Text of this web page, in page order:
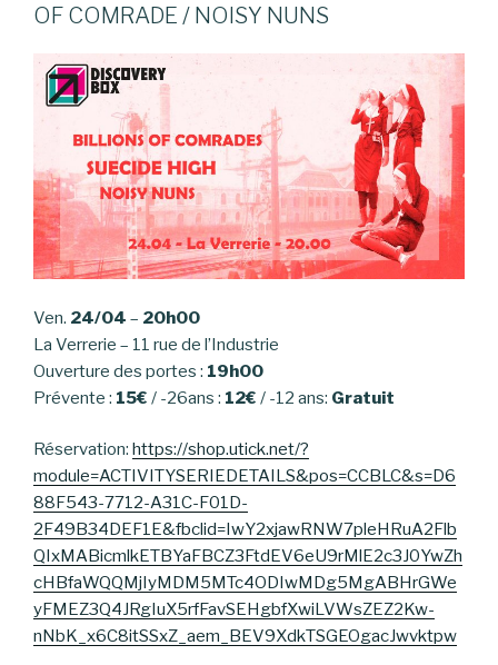
OF COMRADE / NOISY NUNS
Ven. 24/04 – 20h00
La Verrerie – 11 rue de l’Industrie
Ouverture des portes : 19h00
Prévente : 15€ / -26ans : 12€ / -12 ans: Gratuit
Réservation: https://shop.utick.net/?
module=ACTIVITYSERIEDETAILS&pos=CCBLC&s=D6
88F543-7712-A31C-F01D-
2F49B34DEF1E&fbclid=IwY2xjawRNW7pleHRuA2Flb
QIxMABicmlkETBYaFBCZ3FtdEV6eU9rMlE2c3J0YwZh
cHBfaWQQMjIyMDM5MTc4ODIwMDg5MgABHrGWe
yFMEZ3Q4JRgIuX5rfFavSEHgbfXwiLVWsZEZ2Kw-
nNbK_x6C8itSSxZ_aem_BEV9XdkTSGEOgacJwvktpw